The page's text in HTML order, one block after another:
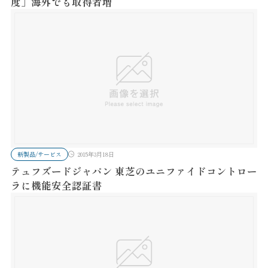
新製品/サービス 2015年3月18日
テュフズードジャパン 東芝のユニファイドコントロー
ラに機能安全認証書